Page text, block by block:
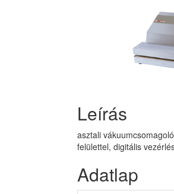
Leírás
asztali
felülettel, digitális
Adatlap